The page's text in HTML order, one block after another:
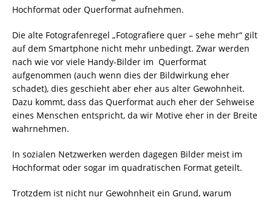
Hochformat oder Querformat aufnehmen.
Die alte Fotografenregel „Fotografiere quer – sehe mehr“ gilt
auf dem Smartphone nicht mehr unbedingt. Zwar werden
nach wie vor viele Handy-Bilder im Querformat
aufgenommen (auch wenn dies der Bildwirkung eher
schadet), dies geschieht aber eher aus alter Gewohnheit.
Dazu kommt, dass das Querformat auch eher der Sehweise
eines Menschen entspricht, da wir Motive eher in der Breite
wahrnehmen.
In sozialen Netzwerken werden dagegen Bilder meist im
Hochformat oder sogar im quadratischen Format geteilt.
Trotzdem ist nicht nur Gewohnheit ein Grund, warum